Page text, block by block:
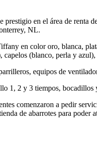
en el área de
NL.
en color oro, blanca,
(blanco, perla y
equipos de
1, 2 y 3 tiempos,
comenzaron a pedir
de abarrotes para